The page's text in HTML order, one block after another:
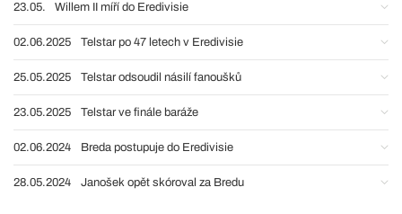
23.05. Willem II míří do Eredivisie
02.06.2025 Telstar po 47 letech v Eredivisie
25.05.2025 Telstar odsoudil násilí fanoušků
23.05.2025 Telstar ve finále baráže
02.06.2024 Breda postupuje do Eredivisie
28.05.2024 Janošek opět skóroval za Bredu